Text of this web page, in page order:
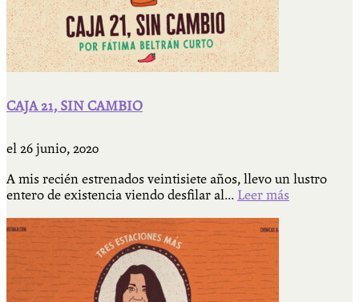
CAJA 21, SIN CAMBIO
el 26 junio, 2020
A mis recién estrenados veintisiete años, llevo un lustro
entero de existencia viendo desfilar al... Leer más